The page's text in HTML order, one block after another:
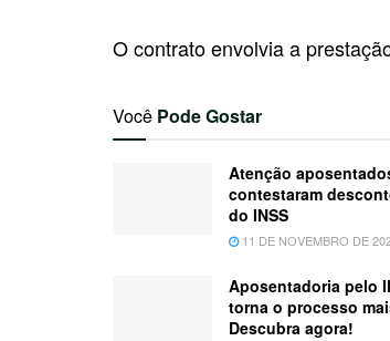
O contrato envolvia a
Você Pode Gostar
Atenção
contestaram
do INSS
11 DE NOVEMBRO DE
Aposentadoria pelo
torna o processo
Descubra agora!